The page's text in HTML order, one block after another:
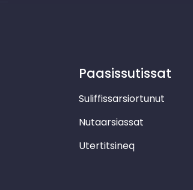
Paasissutissat
Suliffissarsiortunut
Nutaarsiassat
Utertitsineq